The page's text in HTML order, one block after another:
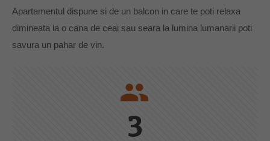
Apartamentul dispune si de un balcon in care te poti relaxa
dimineata la o cana de ceai sau seara la lumina lumanarii poti
savura un pahar de vin.
people
3